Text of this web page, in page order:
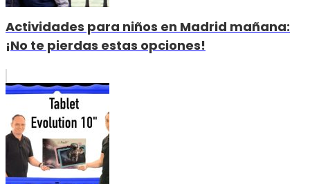
Actividades para niños en Madrid mañana:
¡No te pierdas estas opciones!